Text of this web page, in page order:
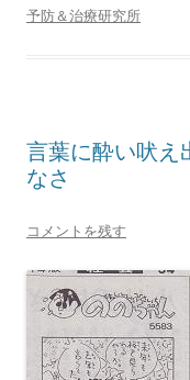
予防＆治療研究所
言葉に酔い吠え
なさ
コメントを残す